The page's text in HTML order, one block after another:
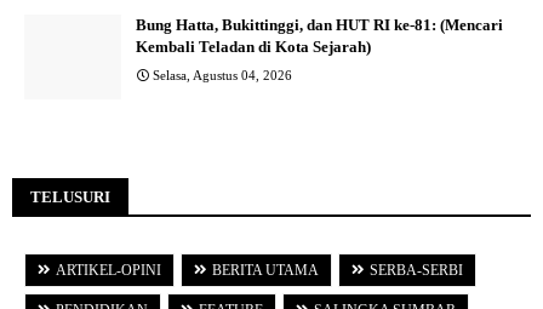
Bung Hatta, Bukittinggi, dan HUT RI ke-81: (Mencari
Kembali Teladan di Kota Sejarah)
Selasa, Agustus 04, 2026
TELUSURI
ARTIKEL-OPINI BERITA UTAMA SERBA-SERBI